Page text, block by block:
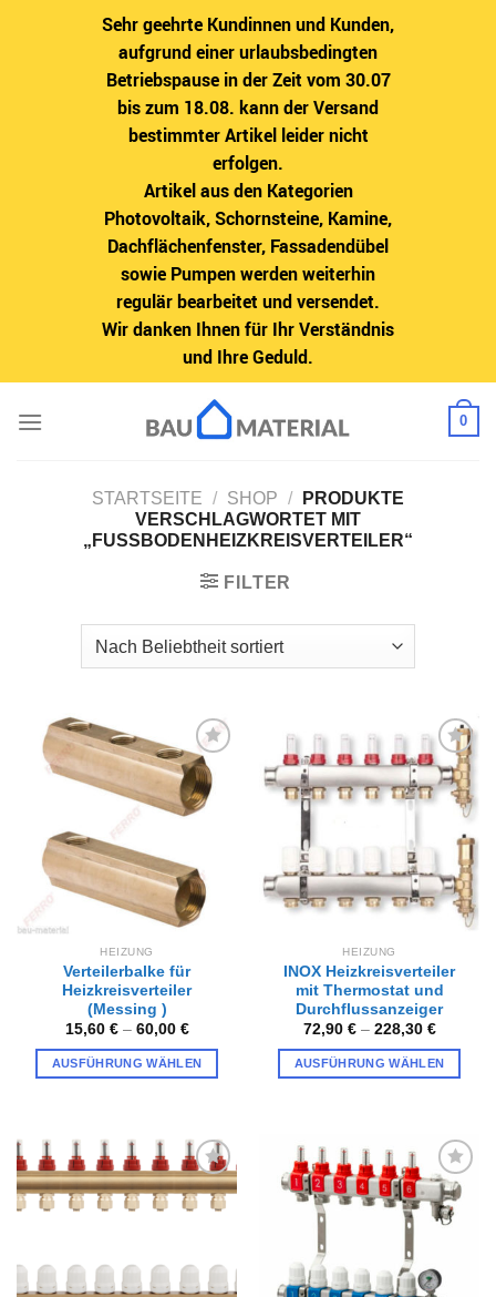
Sehr geehrte Kundinnen und Kunden,
aufgrund einer urlaubsbedingten
Betriebspause in der Zeit vom 30.07
bis zum 18.08. kann der Versand
bestimmter Artikel leider nicht
erfolgen.
Artikel aus den Kategorien
Photovoltaik, Schornsteine, Kamine,
Dachflächenfenster, Fassadendübel
sowie Pumpen werden weiterhin
regulär bearbeitet und versendet.
Wir danken Ihnen für Ihr Verständnis
und Ihre Geduld.
Inhalt
0
STARTSEITE / SHOP /
PRODUKTE
VERSCHLAGWORTET MIT
„FUSSBODENHEIZKREISVERTEILER“
FILTER
Zur
Wunschliste
hinzufügen
HEIZUNG
Verteilerbalke für
Heizkreisverteiler
(Messing )
15,60 €– 60,00 €
AUSFÜHRUNG WÄHLEN
weist
mehrere
Varianten
auf.
Zur
Wunschliste
hinzufügen
HEIZUNG
INOX Heizkreisverteiler
mit Thermostat und
Durchflussanzeiger
72,90 €– 228,30 €
AUSFÜHRUNG WÄHLEN
mehrere
Varianten
auf.
Optionen
können
Zur
Wunschliste
Zur
Wunschliste
hinzufügen